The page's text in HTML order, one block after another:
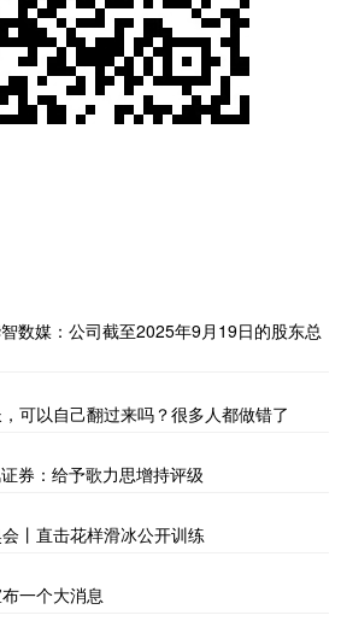
数媒：公司截至2025年9月19日的股东总
可以自己翻过来吗？很多人都做错了
券：给予歌力思增持评级
丨直击花样滑冰公开训练
一个大消息